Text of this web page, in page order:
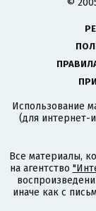
Использование
(для интернет-
Все материалы,
на агентство
иначе как с